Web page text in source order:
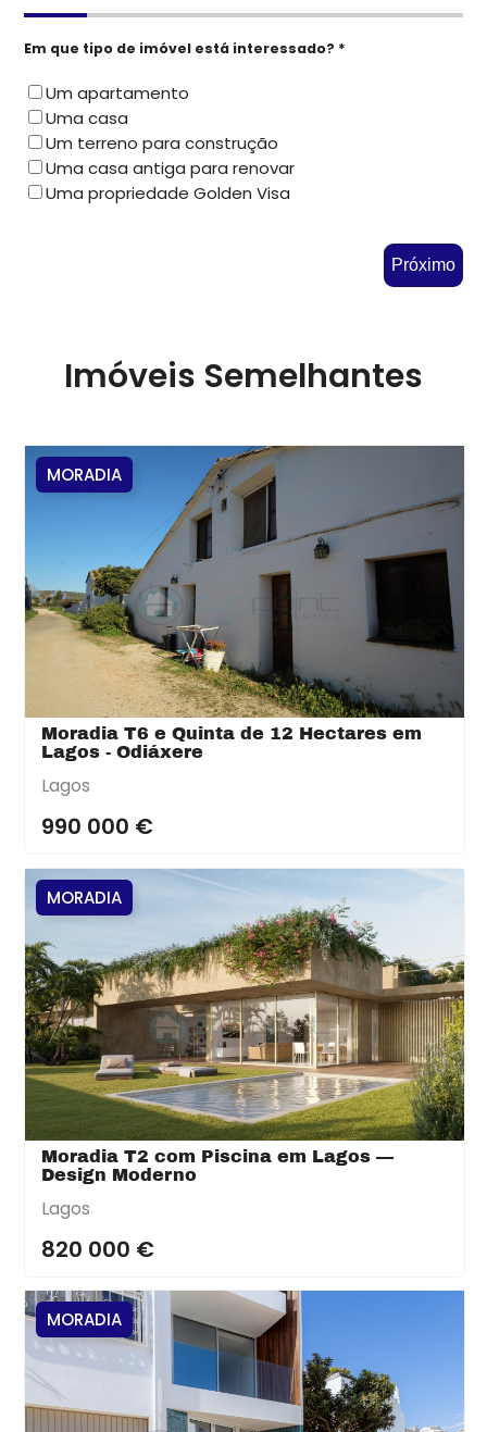
Em que tipo de imóvel está interessado? *
Um apartamento
Uma casa
Um terreno para construção
Uma casa antiga para renovar
Uma propriedade Golden Visa
Próximo
Imóveis Semelhantes
MORADIA
Moradia T6 e Quinta de 12 Hectares em
Lagos - Odiáxere
Lagos
990 000 €
MORADIA
Moradia T2 com Piscina em Lagos —
Design Moderno
Lagos
820 000 €
MORADIA